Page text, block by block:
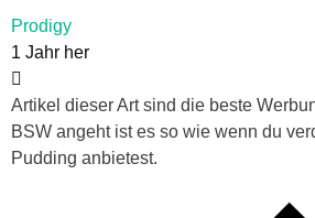
Prodigy
1 Jahr her
Artikel dieser Art sind die beste
BSW angeht ist es so wie wenn du
Pudding anbietest.